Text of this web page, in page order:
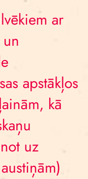
ar
apstākļos
kā
uz